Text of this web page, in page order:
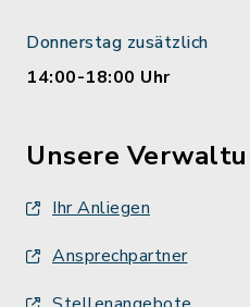
Donnerstag zusätzlich
14:00-18:00 Uhr
Unsere
Ihr Anliegen
Ansprechpartner